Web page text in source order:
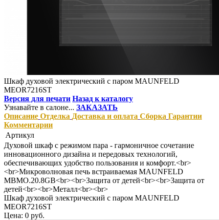
Шкаф духовой электрический с паром MAUNFELD
MEOR7216ST
Версия для печати Назад к каталогу
Узнавайте в салоне... ЗАКАЗАТЬ
Описание Отделка Доставка и оплата Сборка Гарантии
Комментарии
Артикул
Духовой шкаф с режимом пара - гармоничное сочетание
инновационного дизайна и передовых технологий,
обеспечивающих удобство пользования и комфорт.<br>
<br>Микроволновая печь встраиваемая MAUNFELD
MBMO.20.8GB<br><br>Защита от детей<br><br>Защита от
детей<br><br>Металл<br><br>
Шкаф духовой электрический с паром MAUNFELD
MEOR7216ST
Цена: 0 руб.